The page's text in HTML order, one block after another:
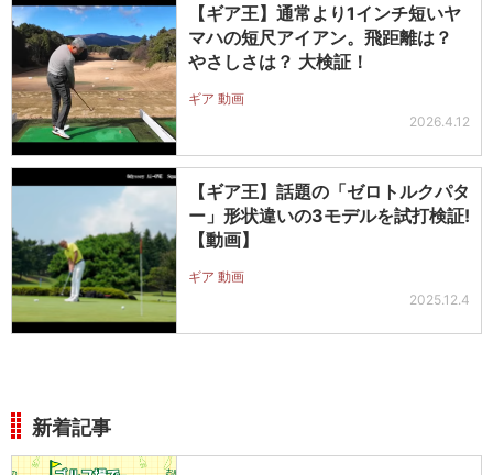
【ギア王】通常より1インチ短いヤ
マハの短尺アイアン。飛距離は？
やさしさは？ 大検証！
ギア 動画
2026.4.12
【ギア王】話題の「ゼロトルクパタ
ー」形状違いの3モデルを試打検証!
【動画】
ギア 動画
2025.12.4
新着記事